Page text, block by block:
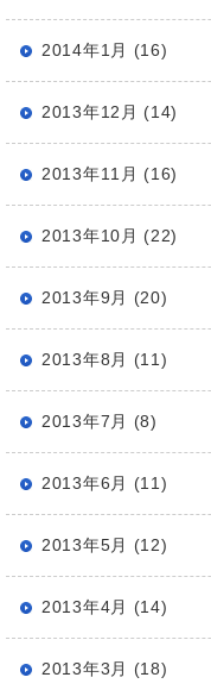
2014年1月 (16)
2013年12月 (14)
2013年11月 (16)
2013年10月 (22)
2013年9月 (20)
2013年8月 (11)
2013年7月 (8)
2013年6月 (11)
2013年5月 (12)
2013年4月 (14)
2013年3月 (18)